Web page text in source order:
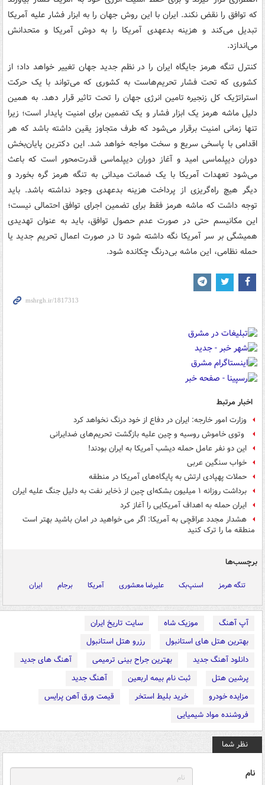
که توافق را نقض نکند. ایران با این روش جهان را به ابزار فشار علیه آمریکا
تبدیل می‌کند و هزینه بدعهدی آمریکا را به دوش آمریکا و متحدانش
می‌اندازد.
کنترل تنگه هرمز جایگاه ایران را در نظم جدید جهان تغییر خواهد داد؛ از
کشوری که تحت فشار تحریم‌هاست به کشوری که می‌تواند با یک حرکت
استراتژیک کل زنجیره تامین انرژی جهان را تحت تاثیر قرار دهد. به همین
دلیل ماشه هرمز یک ابزار فشار و یک تضمین برای امنیت پایدار است؛ زیرا
تنها زمانی امنیت برقرار می‌شود که طرف متجاوز یقین داشته باشد که هر
اقدامی با پاسخی سریع و سخت مواجه خواهد شد. این دکترین پایان‌بخش
دوران دیپلماسی امید و آغاز دوران دیپلماسی قدرت‌محور است که باعث
می‌شود تعهدات آمریکا با یک ضمانت میدانی به تنگه هرمز گره بخورد و
دیگر هیچ راه‌گریزی از پرداخت هزینه بدعهدی وجود نداشته باشد. باید
توجه داشت که ماشه هرمز فقط برای تضمین اجرای توافق احتمالی نیست؛
این مکانیسم حتی در صورت عدم حصول توافق، باید به عنوان تهدیدی
همیشگی بر سر آمریکا نگه داشته شود تا در صورت اعمال تحریم جدید یا
حمله نظامی، این ماشه بی‌درنگ چکانده شود.
اخبار مرتبط
وزارت امور خارجه: ایران در دفاع از خود درنگ نخواهد کرد
وتوی خاموش روسیه و چین علیه بازگشت تحریم‌های ضدایرانی
این دو نفر عامل حمله دیشب آمریکا به ایران بودند!
خواب سنگین عربی
حملات پهپادی ارتش به پایگاه‌های آمریکا در منطقه
برداشت روزانه ۱ میلیون بشکه‌ای چین از ذخایر نفت به دلیل جنگ علیه ایران
ایران حمله به اهداف آمریکایی را آغاز کرد
هشدار مجدد عراقچی به آمریکا: اگر می خواهید در امان باشید بهتر است
منطقه ما را ترک کنید
برچسب‌ها
تنگه هرمز اسنپ‌بک علیرضا معشوری آمریکا برجام ایران
آپ آهنگ موزیک شاه
سایت تاریخ ایران
بهترین هتل های استانبول
رزرو هتل استانبول
دانلود آهنگ جدید
بهترین جراح بینی ترمیمی
آهنگ های جدید
پرشین هتل
ثبت نام بیمه اربعین
آهنگ جدید
مزایده خودرو
خرید بلیط استخر
قیمت ورق آهن پرایس
فروشنده مواد شیمیایی
نظر شما
نام